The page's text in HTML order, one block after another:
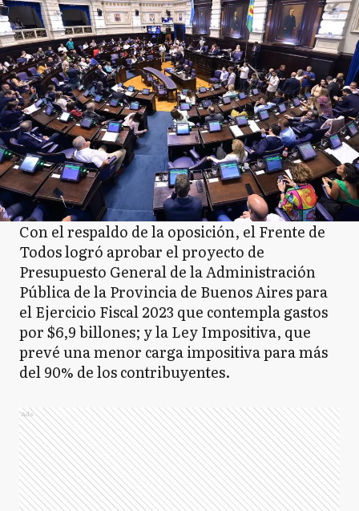
Con el respaldo de la oposición, el Frente de
Todos logró aprobar el proyecto de
Presupuesto General de la Administración
Pública de la Provincia de Buenos Aires para
el Ejercicio Fiscal 2023 que contempla gastos
por $6,9 billones; y la Ley Impositiva, que
prevé una menor carga impositiva para más
del 90% de los contribuyentes.
Ads